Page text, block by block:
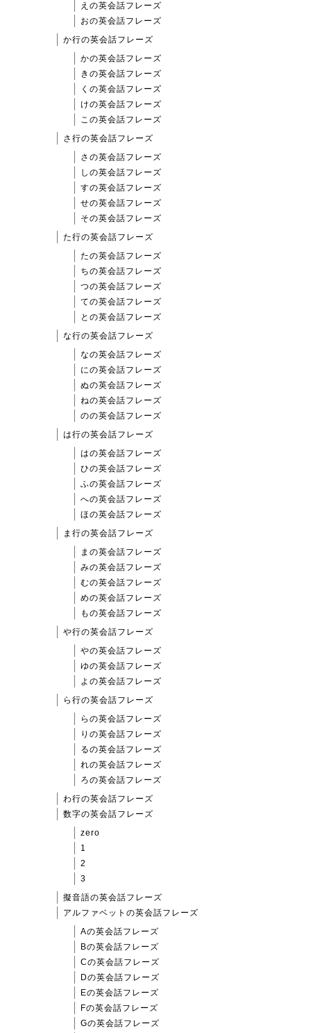
えの英会話フレーズ
おの英会話フレーズ
か行の英会話フレーズ
かの英会話フレーズ
きの英会話フレーズ
くの英会話フレーズ
けの英会話フレーズ
この英会話フレーズ
さ行の英会話フレーズ
さの英会話フレーズ
しの英会話フレーズ
すの英会話フレーズ
せの英会話フレーズ
その英会話フレーズ
た行の英会話フレーズ
たの英会話フレーズ
ちの英会話フレーズ
つの英会話フレーズ
ての英会話フレーズ
との英会話フレーズ
な行の英会話フレーズ
なの英会話フレーズ
にの英会話フレーズ
ぬの英会話フレーズ
ねの英会話フレーズ
のの英会話フレーズ
は行の英会話フレーズ
はの英会話フレーズ
ひの英会話フレーズ
ふの英会話フレーズ
への英会話フレーズ
ほの英会話フレーズ
ま行の英会話フレーズ
まの英会話フレーズ
みの英会話フレーズ
むの英会話フレーズ
めの英会話フレーズ
もの英会話フレーズ
や行の英会話フレーズ
やの英会話フレーズ
ゆの英会話フレーズ
よの英会話フレーズ
ら行の英会話フレーズ
らの英会話フレーズ
りの英会話フレーズ
るの英会話フレーズ
れの英会話フレーズ
ろの英会話フレーズ
わ行の英会話フレーズ
数字の英会話フレーズ
zero
1
2
3
擬音語の英会話フレーズ
アルファベットの英会話フレーズ
Aの英会話フレーズ
Bの英会話フレーズ
Cの英会話フレーズ
Dの英会話フレーズ
Eの英会話フレーズ
Fの英会話フレーズ
Gの英会話フレーズ